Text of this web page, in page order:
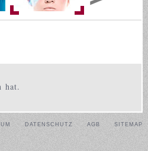
hat.
DATENSCHUTZ AGB SITEMAP